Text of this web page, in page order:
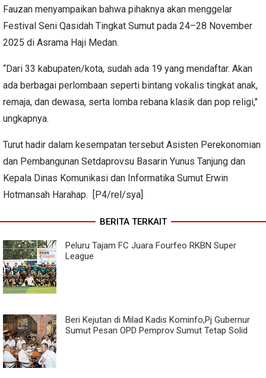
Fauzan menyampaikan bahwa pihaknya akan menggelar
Festival Seni Qasidah Tingkat Sumut pada 24–28 November
2025 di Asrama Haji Medan.
“Dari 33 kabupaten/kota, sudah ada 19 yang mendaftar. Akan
ada berbagai perlombaan seperti bintang vokalis tingkat anak,
remaja, dan dewasa, serta lomba rebana klasik dan pop religi,"
ungkapnya.
Turut hadir dalam kesempatan tersebut Asisten Perekonomian
dan Pembangunan Setdaprovsu Basarin Yunus Tanjung dan
Kepala Dinas Komunikasi dan Informatika Sumut Erwin
Hotmansah Harahap. [P4/rel/sya]
BERITA TERKAIT
Peluru Tajam FC Juara Fourfeo RKBN Super
League
Beri Kejutan di Milad Kadis Kominfo,Pj Gubernur
Sumut Pesan OPD Pemprov Sumut Tetap Solid